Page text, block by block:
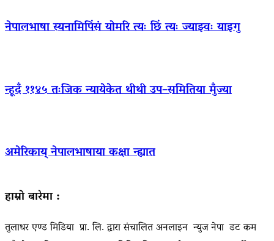
नेपालभाषा स्यनामिपिंसं योमरि त्यः छिं त्यः ज्याझ्वः याइगु
न्हूदँ ११४५ तःजिक न्यायेकेत थीथी उप–समितिया मुँज्या
अमेरिकाय् नेपालभाषाया कक्षा न्ह्यात
हाम्रो बारेमा :
तुलाधर एण्ड मिडिया प्रा. लि. द्वारा संचालित अनलाइन न्युज नेपा डट कम